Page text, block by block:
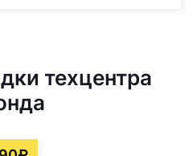
техцентра